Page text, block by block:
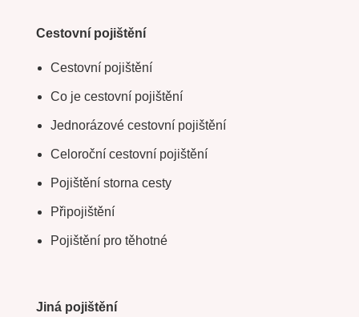
Cestovní pojištění
Cestovní pojištění
Co je cestovní pojištění
Jednorázové cestovní pojištění
Celoroční cestovní pojištění
Pojištění storna cesty
Připojištění
Pojištění pro těhotné
Jiná pojištění